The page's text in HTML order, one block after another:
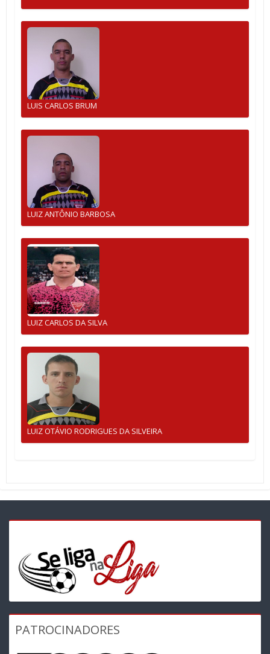
LUIS CARLOS BRUM
LUIZ ANTÔNIO BARBOSA
LUIZ CARLOS DA SILVA
LUIZ OTÁVIO RODRIGUES DA SILVEIRA
PATROCINADORES